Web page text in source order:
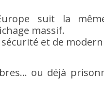
suit la
massif.
et de
ou déjà